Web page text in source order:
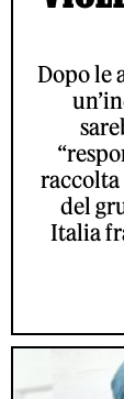
Dopo le
del
Italia